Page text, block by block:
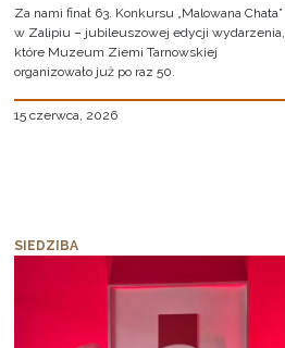
Za nami finał 63. Konkursu „Malowana Chata”
w Zalipiu – jubileuszowej edycji wydarzenia,
które Muzeum Ziemi Tarnowskiej
organizowało już po raz 50.
15 czerwca, 2026
SIEDZIBA